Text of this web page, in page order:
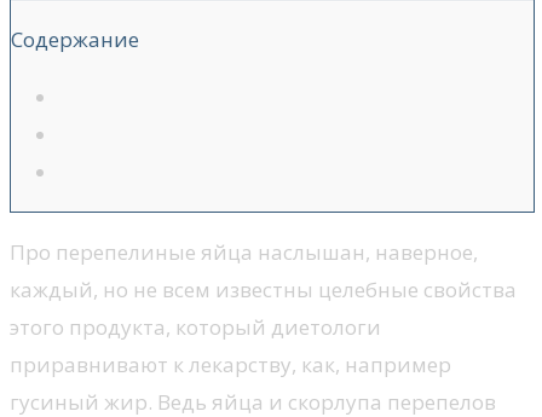
Содержание
Про перепелиные яйца наслышан, наверное,
каждый, но не всем известны целебные свойства
этого продукта, который диетологи
приравнивают к лекарству, как, например
гусиный жир. Ведь яйца и скорлупа перепелов